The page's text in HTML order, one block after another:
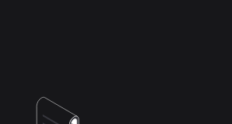
milhão de tokens para as melhores
e protocolos de ativos do mundo